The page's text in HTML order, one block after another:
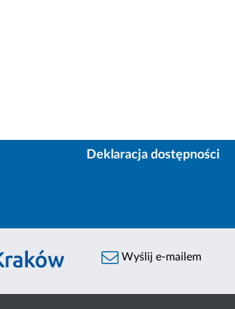
Deklaracja dostępności
Wyślij e-mailem